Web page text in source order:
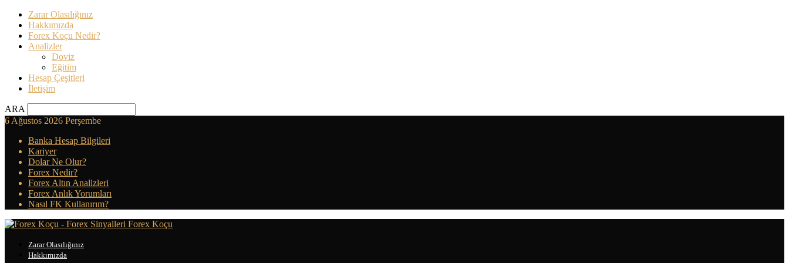
Zarar Olasılığınız
Hakkımızda
Forex Koçu Nedir?
Analizler
Doviz
Eğitim
Hesap Çeşitleri
İletişim
ARA
6 Ağustos 2026 Perşembe
Banka Hesap Bilgileri
Kariyer
Dolar Ne Olur?
Forex Nedir?
Forex Altın Analizleri
Forex Anlık Yorumları
Nasıl FK Kullanırım?
Forex Koçu
Zarar Olasılığınız
Hakkımızda